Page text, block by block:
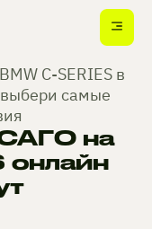
C-SERIES в
самые
на
онлайн